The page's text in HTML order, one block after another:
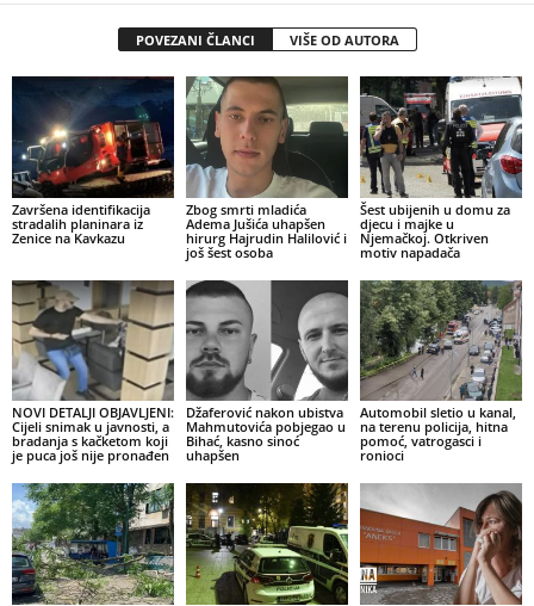
POVEZANI ČLANCI VIŠE OD AUTORA
Završena identifikacija
stradalih planinara iz
Zenice na Kavkazu
Zbog smrti mladića
Adema Jušića uhapšen
hirurg Hajrudin Halilović i
još šest osoba
Šest ubijenih u domu za
djecu i majke u
Njemačkoj. Otkriven
motiv napadača
NOVI DETALJI OBJAVLJENI:
Cijeli snimak u javnosti, a
bradanja s kačketom koji
je puca još nije pronađen
Džaferović nakon ubistva
Mahmutovića pobjegao u
Bihać, kasno sinoć
uhapšen
Automobil sletio u kanal,
na terenu policija, hitna
pomoć, vatrogasci i
ronioci